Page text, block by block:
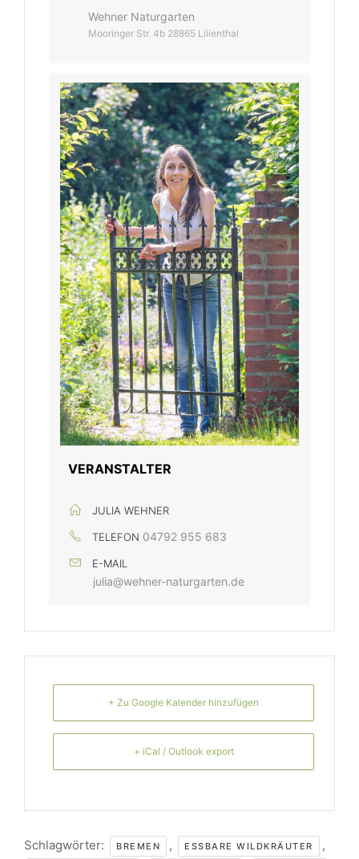
Wehner Naturgarten
Mooringer Str. 4b 28865 Lilienthal
VERANSTALTER
JULIA WEHNER
TELEFON 04792 955 683
E-MAIL
julia@wehner-naturgarten.de
+ Zu Google Kalender hinzufügen
+ iCal / Outlook export
Schlagwörter: BREMEN , ESSBARE WILDKRÄUTER ,